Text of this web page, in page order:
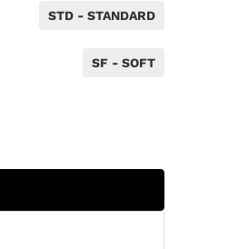
STD - STANDARD
SF - SOFT